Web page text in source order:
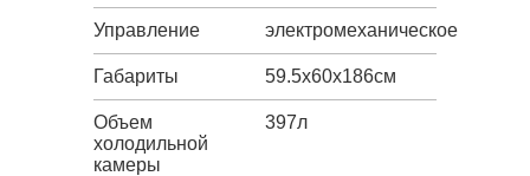
Управление электромеханическое
Габариты 59.5х60х186см
Объем
холодильной
камеры
397л